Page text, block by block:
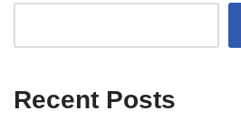
Recent Posts